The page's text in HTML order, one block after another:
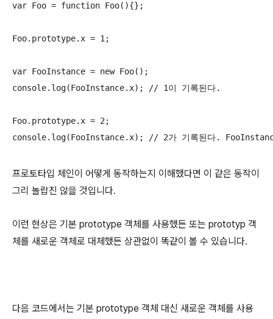
var Foo = function Foo(){};
Foo.prototype.x = 1;
var FooInstance = new Foo();
console.log(FooInstance.x); // 1이 기록된다.
Foo.prototype.x = 2;
console.log(FooInstance.x); // 2가 기록된다.
프로토타입 체인이 어떻게 동작하는지 이해했다면 이 같은 동작이
그리 놀랍진 않을 것입니다.
이런 현상은 기본 prototype 객체를 사용했든 또는 prototyp 객
체를 새로운 객체로 대체했든 상관없이 똑같이 볼 수 있습니다.
다음 코드에서는 기본 prototype 객체 대신 새로운 객체를 사용